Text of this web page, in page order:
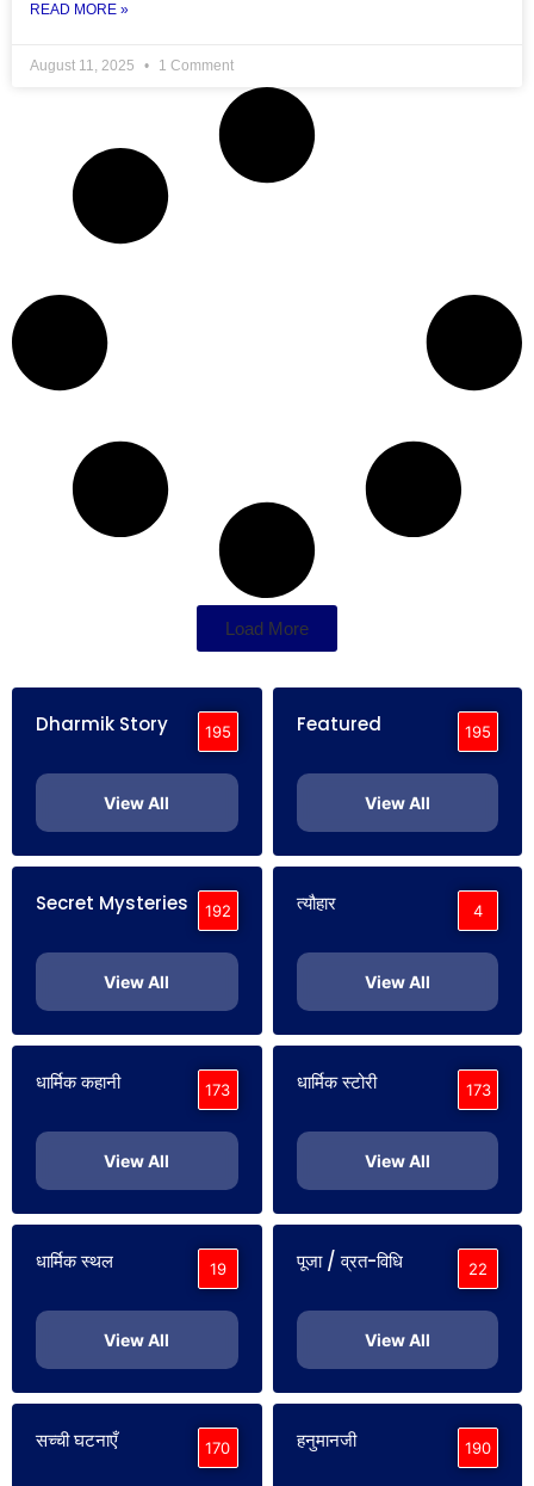
READ MORE »
August 11, 2025 1 Comment
Load More
Dharmik Story 195
View All
Featured 195
View All
Secret Mysteries 192
View All
त्यौहार 4
View All
धार्मिक कहानी 173
View All
धार्मिक स्टोरी 173
View All
धार्मिक स्थल 19
View All
पूजा / व्रत-विधि 22
View All
सच्ची घटनाएँ 170 हनुमानजी 190